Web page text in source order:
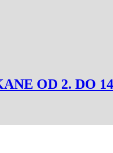
OD 2. DO